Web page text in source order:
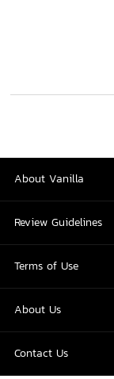
About Vanilla
Review Guidelines
Terms of Use
About Us
Contact Us